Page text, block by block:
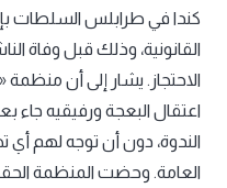
كندا في طرابلس السلطات
القانونية، وذلك قبل وفاة
الاحتجاز. يشار إلى أن
اعتقال البعجة ورفيقيه
الندوة، دون أن توجه لهم أي
العامة. وحضت المنظمة